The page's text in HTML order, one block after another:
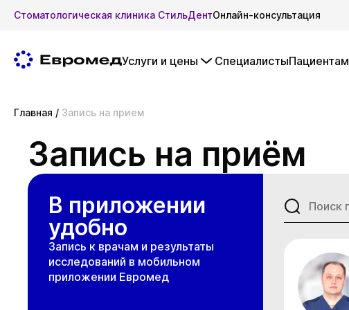
Стоматологическая клиника СтильДентОнлайн-консультация
Услуги и цены СпециалистыПациентам
Главная / Запись на прием
Запись на приём
В приложении
удобно
Запись к врачам и результаты
исследований в мобильном
приложении Евромед